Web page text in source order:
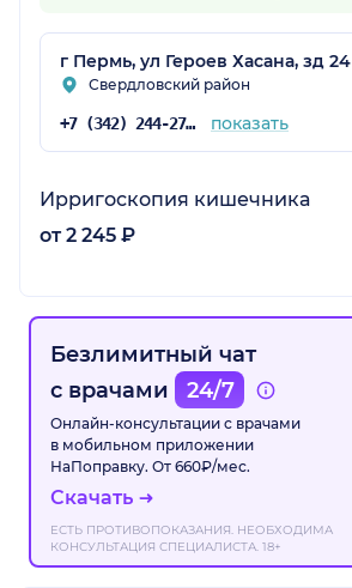
г Пермь, ул Героев Хасана, зд 24
Свердловский район
+7 (342) 244-27-83 показать
Ирригоскопия кишечника
от 2 245 ₽
Безлимитный чат
с врачами
24/7
Онлайн-консультации с врачами
в мобильном приложении
НаПоправку. От 660₽/мес.
Скачать
ЕСТЬ ПРОТИВОПОКАЗАНИЯ. НЕОБХОДИМА
КОНСУЛЬТАЦИЯ СПЕЦИАЛИСТА. 18+